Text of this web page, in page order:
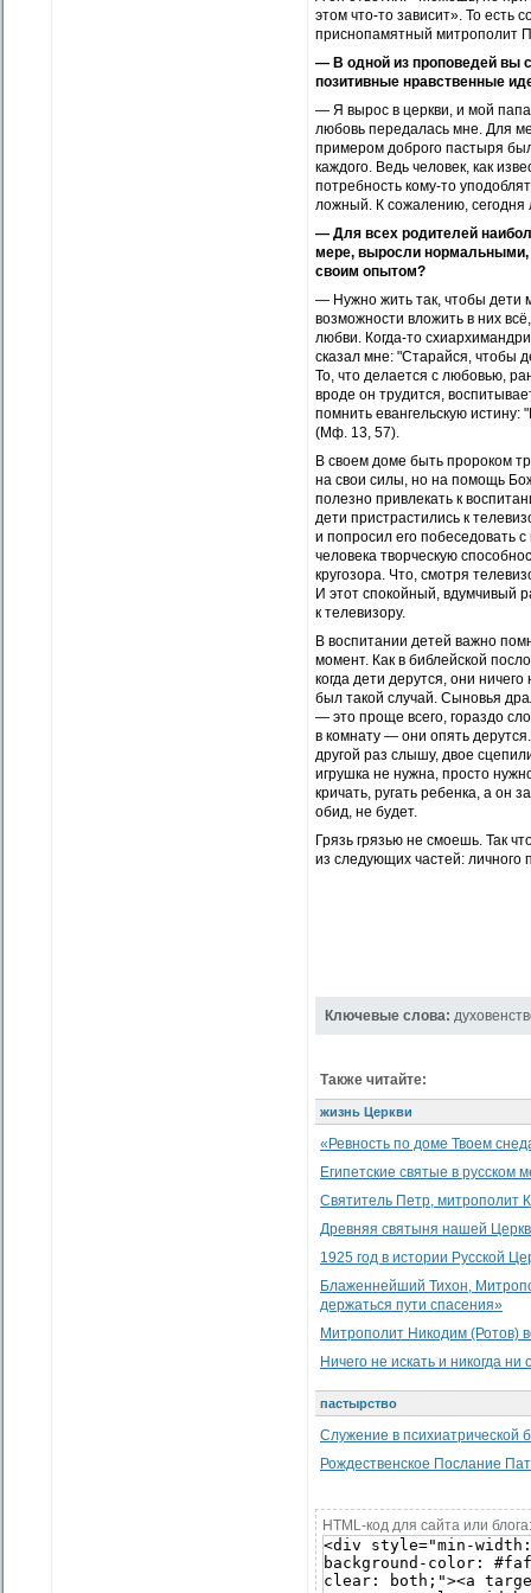
этом что-то зависит». То есть
приснопамятный
— В одной из проповедей вы
позитивные нравственные
— Я вырос в церкви, и мой
любовь передалась мне. Для
примером доброго пастыря
каждого. Ведь человек, как
потребность кому-то
ложный. К сожалению,
— Для всех родителей
мере, выросли
своим опытом?
— Нужно жить так, чтобы дети
возможности вложить в них
любви. Когда-то
сказал мне: "Старайся, чтобы
То, что делается с любовью,
вроде он трудится,
помнить евангельскую истину:
(Мф. 13, 57).
В своем доме быть пророком
на свои силы, но на помощь
полезно привлекать к
дети пристрастились к
и попросил его побеседовать
человека творческую
кругозора. Что, смотря
И этот спокойный, вдумчивый
к телевизору.
В воспитании детей важно
момент. Как в библейской
когда дети дерутся, они
был такой случай. Сыновья
— это проще всего, гораздо
в комнату — они опять
другой раз слышу, двое
игрушка не нужна, просто
кричать, ругать ребенка, а он
обид, не будет.
Грязь грязью не смоешь. Так
из следующих частей:
Ключевые слова:
Также читайте:
жизнь Церкви
«Ревность по доме Твоем
Египетские святые в русском
Святитель Петр, митрополит
Древняя святыня нашей
1925 год в истории Русской
Блаженнейший Тихон,
держаться пути спасения»
Митрополит Никодим (Ротов)
Ничего не искать и никогда ни
пастырство
Служение в психиатрической
Рождественское Послание
HTML-код для сайта или блога: